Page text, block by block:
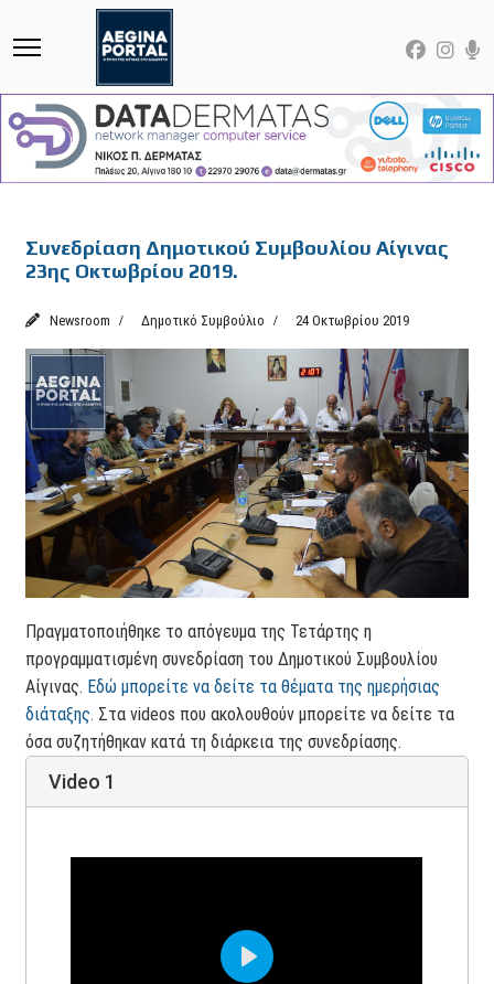
Συνεδρίαση Δημοτικού Συμβουλίου Αίγινας
23ης Οκτωβρίου 2019.
Newsroom Δημοτικό Συμβούλιο 24 Οκτωβρίου 2019
Πραγματοποιήθηκε το απόγευμα της Τετάρτης η
προγραμματισμένη συνεδρίαση του Δημοτικού Συμβουλίου
Αίγινας. Εδώ μπορείτε να δείτε τα θέματα της ημερήσιας
διάταξης. Στα videos που ακολουθούν μπορείτε να δείτε τα
όσα συζητήθηκαν κατά τη διάρκεια της συνεδρίασης.
Video 1